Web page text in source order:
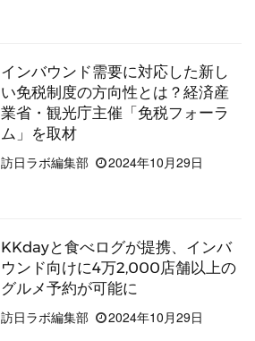
インバウンド需要に対応した新し
い免税制度の方向性とは？経済産
業省・観光庁主催「免税フォーラ
ム」を取材
訪日ラボ編集部
2024年10月29日
KKdayと食べログが提携、インバ
ウンド向けに4万2,000店舗以上の
グルメ予約が可能に
訪日ラボ編集部
2024年10月29日